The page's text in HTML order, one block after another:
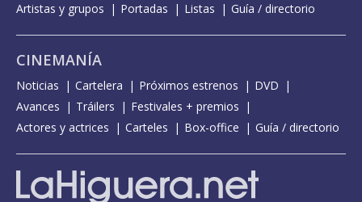
Artistas y grupos
Portadas Listas Guía / directorio
CINEMANÍA
Noticias Cartelera Próximos estrenos
DVD
Avances
Tráilers
Festivales + premios
Actores y actrices
Carteles Box-office Guía / directorio